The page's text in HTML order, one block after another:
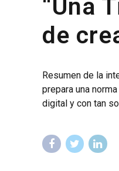
“Una
de
Resumen de la
prepara una
digital y con tan